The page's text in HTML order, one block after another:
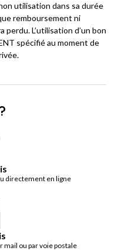
utilisation dans sa durée
remboursement ni
L’utilisation d’un bon
spécifié au moment de
directement en ligne
mail ou par voie postale